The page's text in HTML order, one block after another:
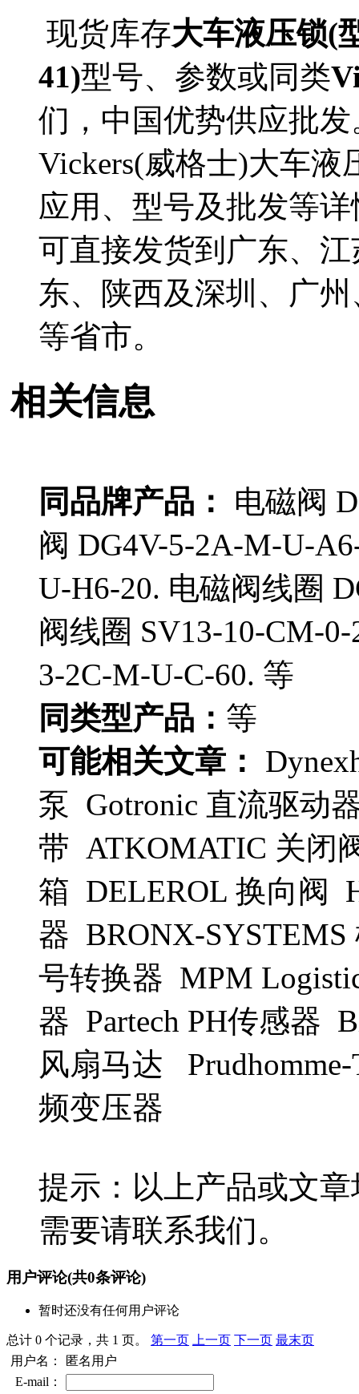
现货库存大车液压锁(
41)型号、参数或同类
们，中国优势供应批
Vickers(威格士)大车液
应用、型号及批发等
可直接发货到广东、
东、陕西及深圳、广
等省市。
相关信息
同品牌产品：
电磁阀
阀 DG4V-5-2A-M-U-
U-H6-20. 电磁阀线圈
阀线圈 SV13-10-CM-
3-2C-M-U-C-60. 等
同类型产品： 等
可能相关文章：
泵 Gotronic 直流驱动
带 ATKOMATIC 关闭
箱 DELEROL 换向阀
器 BRONX-
号转换器 MPM
器 Partech PH传感器
风扇马达
频变压器
提示：以上产品或文
需要请联系我们。
用户评论(共0条评论)
暂时还没有任何用户评论
总计 0 个记录，共 1 页。 第一页 上一页 下一页 最末页
用户名：
匿名用户
E-mail：